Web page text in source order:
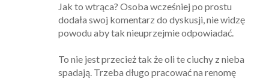
Jak to wtrąca? Osoba wcześniej po prostu
dodała swoj komentarz do dyskusji, nie widzę
powodu aby tak nieuprzejmie odpowiadać.
To nie jest przecież tak że oli te ciuchy z nieba
spadają. Trzeba długo pracować na renomę